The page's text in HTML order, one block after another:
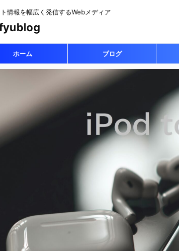
情報を幅広く発信するWebメディア
ホーム ブログ